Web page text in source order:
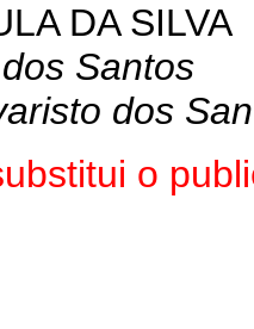
DA SILVA
Santos
dos
o